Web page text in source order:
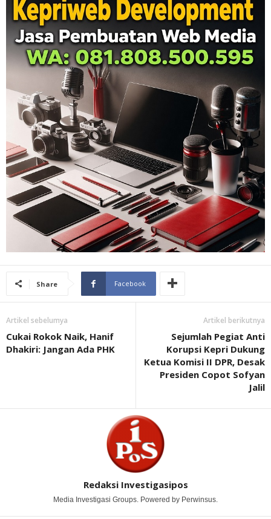
Share Facebook
Artikel sebelumya
Cukai Rokok Naik, Hanif
Dhakiri: Jangan Ada PHK
Artikel berikutnya
Sejumlah Pegiat Anti
Korupsi Kepri Dukung
Ketua Komisi II DPR, Desak
Presiden Copot Sofyan
Jalil
Redaksi Investigasipos
Media Investigasi Groups. Powered by Perwinsus.